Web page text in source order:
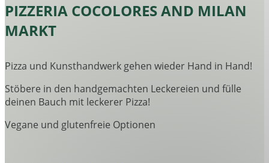
PIZZERIA COCOLORES AND MILAN
MARKT
Pizza und Kunsthandwerk gehen wieder Hand in Hand!
Stöbere in den handgemachten Leckereien und fülle
deinen Bauch mit leckerer Pizza!
Vegane und glutenfreie Optionen